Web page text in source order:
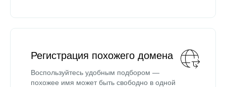
Регистрация похожего домена
Воспользуйтесь удобным подбором —
похожее имя может быть свободно в одной